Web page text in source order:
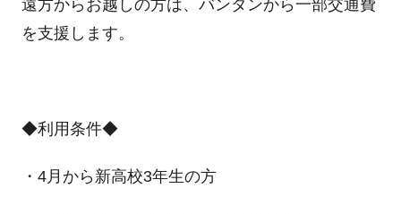
遠方からお越しの方は、バンタンから一部交通費
を支援します。
◆利用条件◆
・4月から新高校3年生の方